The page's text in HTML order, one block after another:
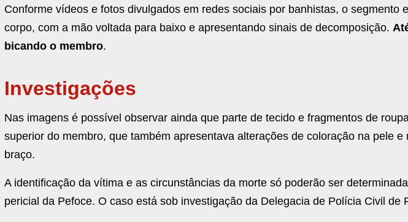
Conforme vídeos e fotos divulgados em redes sociais por banhistas, o segmento
corpo, com a mão voltada para baixo e apresentando sinais de decomposição.
bicando o membro.
Investigações
Nas imagens é possível observar ainda que parte de tecido e fragmentos de
superior do membro, que também apresentava alterações de coloração na pele
braço.
A identificação da vítima e as circunstâncias da morte só poderão ser
pericial da Pefoce. O caso está sob investigação da Delegacia de Polícia Civil de